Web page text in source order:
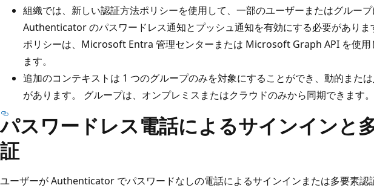
組織では、新しい認証方法ポリシーを使用して、一部のユーザーまたはグルー
Authenticator のパスワードレス通知とプッシュ通知を有効にする必要がありま
ポリシーは、Microsoft Entra 管理センターまたは Microsoft Graph API を使用
ます。
追加のコンテキストは 1 つのグループのみを対象にすることができ、動的また
があります。 グループは、オンプレミスまたはクラウドのみから同期できます。
パスワードレス電話によるサインインと
証
ユーザーが Authenticator でパスワードなしの電話によるサインインまたは多要素認